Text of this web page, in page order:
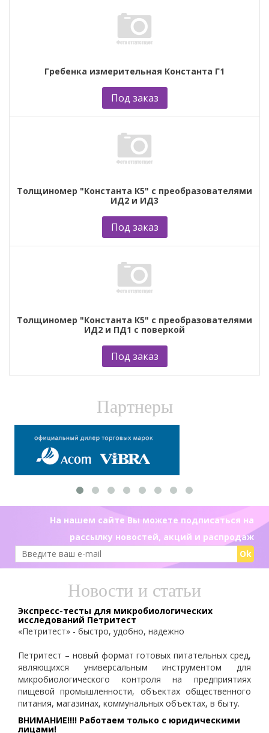
Гребенка измерительная Константа Г1
Под заказ
Толщиномер "Константа К5" с преобразователями
ИД2 и ИД3
Под заказ
Толщиномер "Константа К5" с преобразователями
ИД2 и ПД1 с поверкой
Под заказ
Партнеры
На нашем сайте Вы можете подписаться на
рассылку новостей, акций и распродаж
Ok
Новости и статьи
Экспресс-тесты для микробиологических
исследований Петритест
«Петритест» - быстро, удобно, надежно
Петритест – новый формат готовых питательных сред,
являющихся универсальным инструментом для
микробиологического контроля на предприятиях
пищевой промышленности, объектах общественного
питания, магазинах, коммунальных объектах, в быту.
ВНИМАНИЕ!!!! Работаем только с юридическими
лицами!